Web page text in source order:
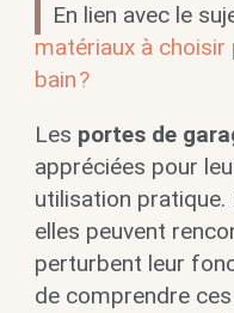
En lien avec le
matériaux à choisir
bain ?
Les portes de
appréciées pour
utilisation pratique.
elles peuvent
perturbent leur
de comprendre